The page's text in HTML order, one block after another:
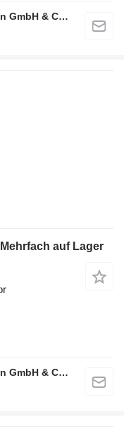
alga Nutzfahrzeug- und Baumaschinen GmbH & Co. KG
auf Lager
alga Nutzfahrzeug- und Baumaschinen GmbH & Co. KG